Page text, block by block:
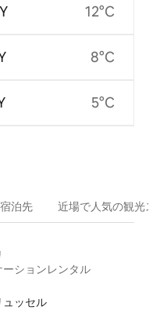
12°C
8°C
5°C
泊⁠先 近場で人気の観光
ーションレンタル
ュッセル